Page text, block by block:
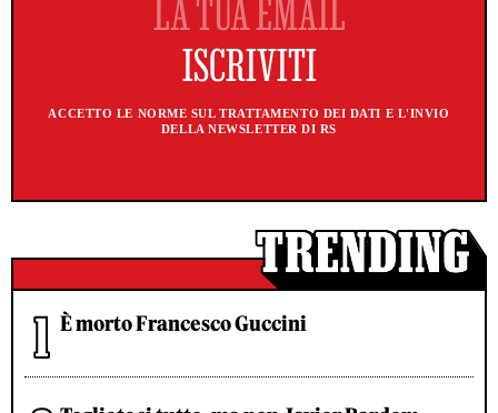
ACCETTO LE NORME SUL TRATTAMENTO DEI DATI E L'INVIO
DELLA NEWSLETTER DI RS
È morto Francesco Guccini